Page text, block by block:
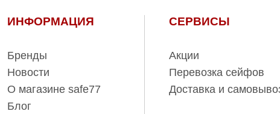
ИНФОРМАЦИЯ
Бренды
Новости
О магазине safe77
Блог
СЕРВИСЫ
Акции
Перевозка сейфов
Доставка и